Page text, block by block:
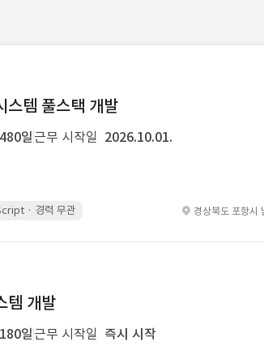
템 풀스택 개발
480일 근무 시작일 2026.10.01.
· 경력 무관 Spring Boot · 경력 무관 Spring
경상북도 포항시
템 개발
180일 근무 시작일 즉시 시작